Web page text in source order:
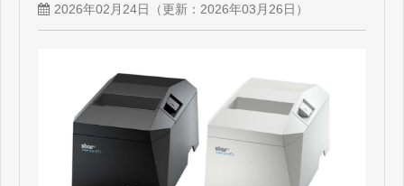
2026年02月24日 （更新： 2026年03月26日 ）